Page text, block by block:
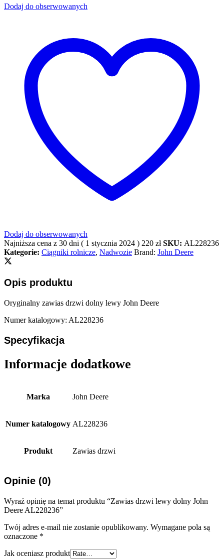
Dodaj do obserwowanych
Dodaj do obserwowanych
Najniższa cena z 30 dni ( 1 stycznia 2024 ) 220 zł SKU: AL228236
Kategorie: Ciągniki rolnicze, Nadwozie Brand: John Deere
Opis produktu
Oryginalny zawias drzwi dolny lewy John Deere
Numer katalogowy: AL228236
Specyfikacja
Informacje dodatkowe
Marka John Deere
Numer katalogowy AL228236
Produkt Zawias drzwi
Opinie (0)
Wyraź opinię na temat produktu “Zawias drzwi lewy dolny John
Deere AL228236”
Twój adres e-mail nie zostanie opublikowany. Wymagane pola są
oznaczone *
Jak oceniasz produkt